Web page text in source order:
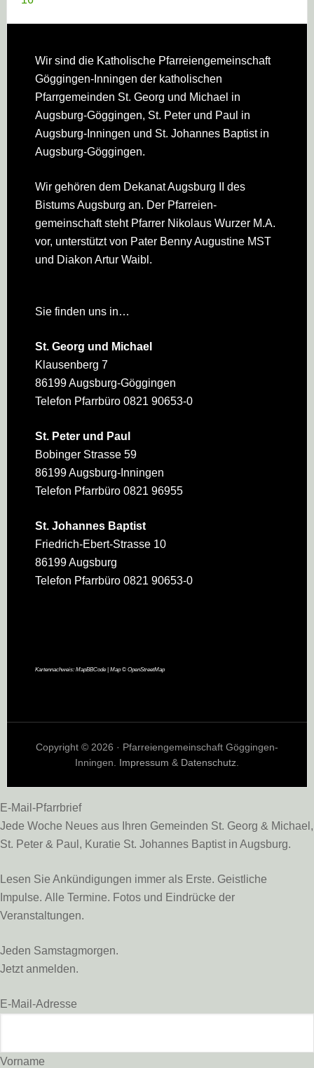
Footer
Wir sind die Katholische Pfarreien­gemeinschaft
Göggingen-Inningen der katholischen
Pfarrgemeinden St. Georg und Michael in
Augsburg-Göggingen, St. Peter und Paul in
Augsburg-Inningen und St. Johannes Baptist in
Augsburg-Göggingen.
Wir gehören dem Dekanat Augsburg II des
Bistums Augsburg an. Der Pfarreien­
gemeinschaft steht Pfarrer Nikolaus Wurzer M.A.
vor, unterstützt von Pater Benny Augustine MST
und Diakon Artur Waibl.
Sie finden uns in…
St. Georg und Michael
Klausenberg 7
86199 Augsburg-Göggingen
Telefon Pfarrbüro 0821 90653-0
St. Peter und Paul
Bobinger Strasse 59
86199 Augsburg-Inningen
Telefon Pfarrbüro 0821 96955
St. Johannes Baptist
Friedrich-Ebert-Strasse 10
86199 Augsburg
Telefon Pfarrbüro 0821 90653-0
Kartennachweis: MapBBCode| Map © OpenStreetMap
Copyright © 2026 · Pfarreiengemeinschaft Göggingen-
Inningen. Impressum & Datenschutz.
E-Mail-Pfarrbrief
Jede Woche Neues aus Ihren Gemeinden St. Georg & Michael,
St. Peter & Paul, Kuratie St. Johannes Baptist in Augsburg.
Lesen Sie Ankündigungen immer als Erste. Geistliche
Impulse. Alle Termine. Fotos und Eindrücke der
Veranstaltungen.
Jeden Samstagmorgen.
Jetzt anmelden.
E-Mail-Adresse
Vorname